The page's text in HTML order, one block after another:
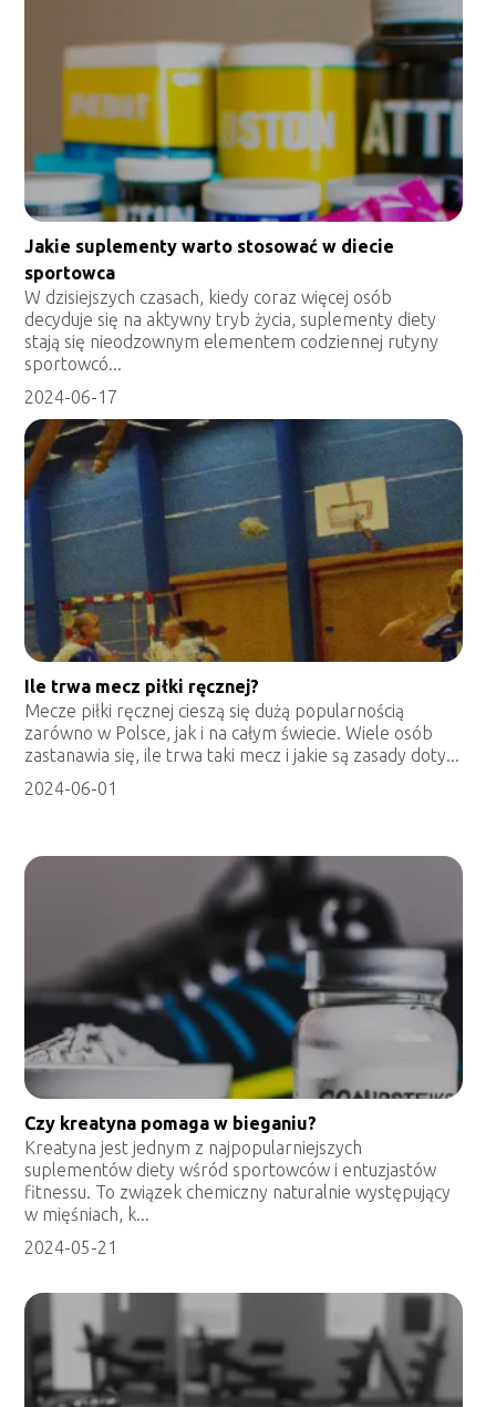
Jakie suplementy warto stosować w diecie
sportowca
W dzisiejszych czasach, kiedy coraz więcej osób
decyduje się na aktywny tryb życia, suplementy diety
stają się nieodzownym elementem codziennej rutyny
sportowcó...
2024-06-17
Ile trwa mecz piłki ręcznej?
Mecze piłki ręcznej cieszą się dużą popularnością
zarówno w Polsce, jak i na całym świecie. Wiele osób
zastanawia się, ile trwa taki mecz i jakie są zasady doty...
2024-06-01
Czy kreatyna pomaga w bieganiu?
Kreatyna jest jednym z najpopularniejszych
suplementów diety wśród sportowców i entuzjastów
fitnessu. To związek chemiczny naturalnie występujący
w mięśniach, k...
2024-05-21